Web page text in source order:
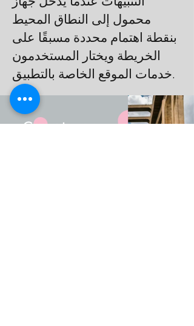
محمول إلى النطاق المحيط
بنقطة اهتمام محددة مسبقًا على
الخريطة ويختار المستخدمون
خدمات الموقع الخاصة بالتطبيق.